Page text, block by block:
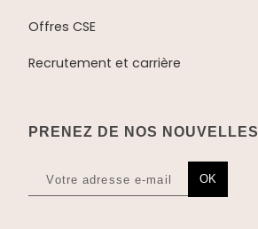
Offres CSE
Recrutement et carrière
PRENEZ DE NOS NOUVELLES
OK